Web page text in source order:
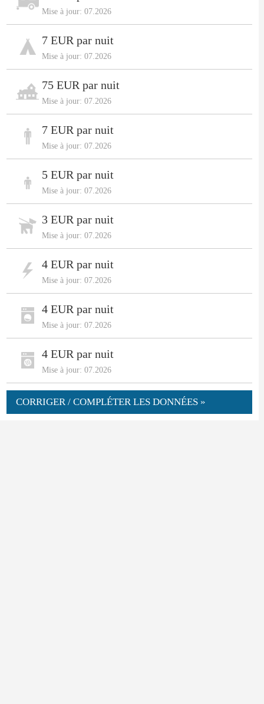
Mise à jour: 07.2026
7 EUR par nuit
Mise à jour: 07.2026
75 EUR par nuit
Mise à jour: 07.2026
7 EUR par nuit
Mise à jour: 07.2026
5 EUR par nuit
Mise à jour: 07.2026
3 EUR par nuit
Mise à jour: 07.2026
4 EUR par nuit
Mise à jour: 07.2026
4 EUR par nuit
Mise à jour: 07.2026
4 EUR par nuit
Mise à jour: 07.2026
CORRIGER / COMPLÉTER LES DONNÉES »